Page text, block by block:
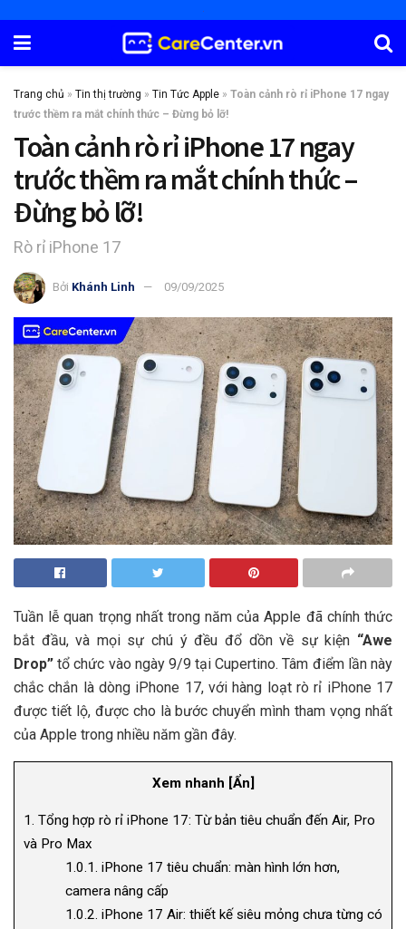
Trang chủ » Tin thị trường » Tin Tức Apple » Toàn cảnh rò rỉ iPhone 17 ngay
trước thềm ra mắt chính thức – Đừng bỏ lỡ!
Toàn cảnh rò rỉ iPhone 17 ngay
trước thềm ra mắt chính thức –
Đừng bỏ lỡ!
Rò rỉ iPhone 17
Bởi Khánh Linh 09/09/2025
Tuần lễ quan trọng nhất trong năm của Apple đã chính thức
bắt đầu, và mọi sự chú ý đều đổ dồn về sự kiện “Awe
Drop” tổ chức vào ngày 9/9 tại Cupertino. Tâm điểm lần này
chắc chắn là dòng iPhone 17, với hàng loạt rò rỉ iPhone 17
được tiết lộ, được cho là bước chuyển mình tham vọng nhất
của Apple trong nhiều năm gần đây.
Xem nhanh [Ẩn]
1. Tổng hợp rò rỉ iPhone 17: Từ bản tiêu chuẩn đến Air, Pro
và Pro Max
1.0.1. iPhone 17 tiêu chuẩn: màn hình lớn hơn,
camera nâng cấp
1.0.2. iPhone 17 Air: thiết kế siêu mỏng chưa từng có